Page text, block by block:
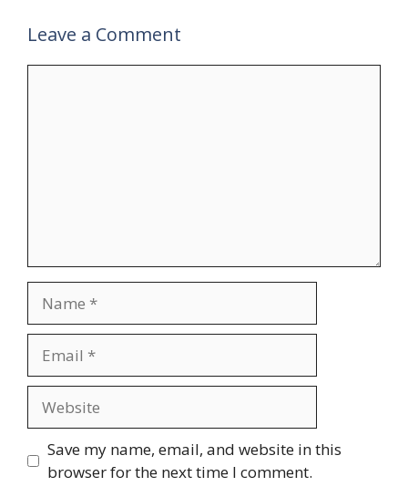
Leave a Comment
Save my name, email, and website in this
browser for the next time I comment.